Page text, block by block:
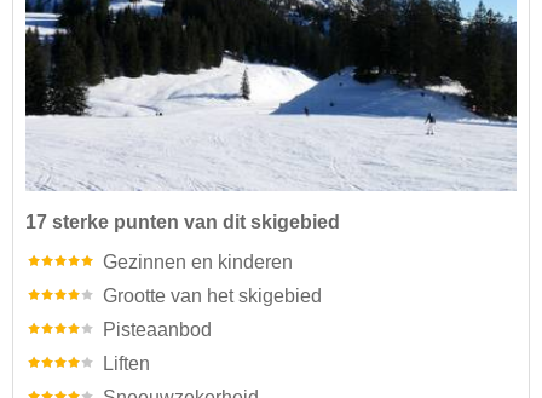
17 sterke punten van dit skigebied
Gezinnen en kinderen
Grootte van het skigebied
Pisteaanbod
Liften